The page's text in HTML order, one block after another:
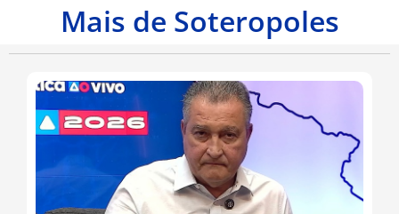
Mais de Soteropoles